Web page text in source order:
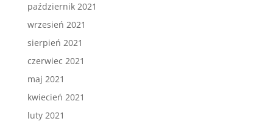
październik 2021
wrzesień 2021
sierpień 2021
czerwiec 2021
maj 2021
kwiecień 2021
luty 2021